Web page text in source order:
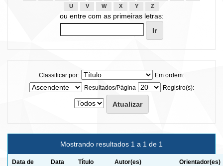
U
V W X Y Z
ou entre com as primeiras letras:
Classificar por:
Em ordem:
Resultados/Página
Registro(s):
Mostrando resultados 1 a 1 de 1
Data de
Data
Título Autor(es) Orientador(es)